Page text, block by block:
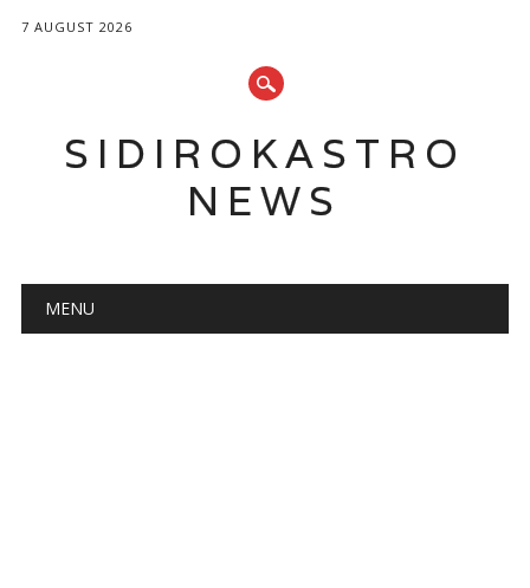
7 AUGUST 2026
SIDIROKASTRO
NEWS
Main menu
MENU